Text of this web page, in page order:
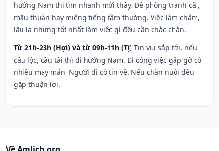
hướng Nam thì tìm nhanh mới thấy. Đề phòng tranh cãi,
mâu thuẫn hay miệng tiếng tầm thường. Việc làm chậm,
lâu la nhưng tốt nhất làm việc gì đều cần chắc chắn.
Từ 21h-23h (Hợi) và từ 09h-11h (Tị) Tin vui sắp tới, nếu
cầu lộc, cầu tài thì đi hướng Nam. Đi công việc gặp gỡ có
nhiều may mắn. Người đi có tin về. Nếu chăn nuôi đều
gặp thuận lợi.